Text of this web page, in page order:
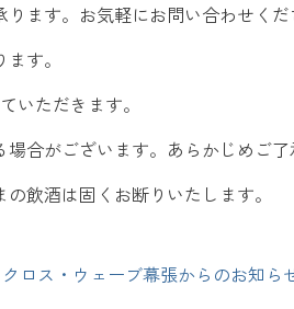
ます。お気軽にお問い合わせくだ
す。
いただきます。
合がございます。あらかじめご了
飲酒は固くお断りいたします。
クロス・ウェーブ幕張からのお知ら